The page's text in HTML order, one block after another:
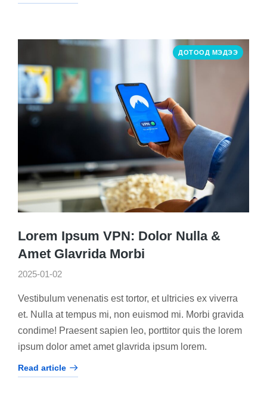
ДОТООД МЭДЭЭ
Lorem Ipsum VPN: Dolor Nulla &
Amet Glavrida Morbi
2025-01-02
Vestibulum venenatis est tortor, et ultricies ex viverra
et. Nulla at tempus mi, non euismod mi. Morbi gravida
condime! Praesent sapien leo, porttitor quis the lorem
ipsum dolor amet amet glavrida ipsum lorem.
Read article